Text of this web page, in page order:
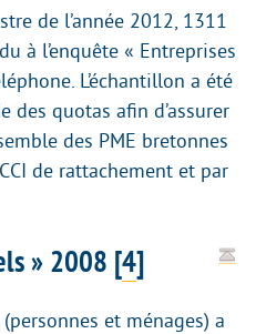
de l’année 2012, 1311
à l’enquête « Entreprises
L’échantillon a été
des quotas afin d’assurer
des PME bretonnes
de rattachement et par
» 2008 [4]
(personnes et ménages) a